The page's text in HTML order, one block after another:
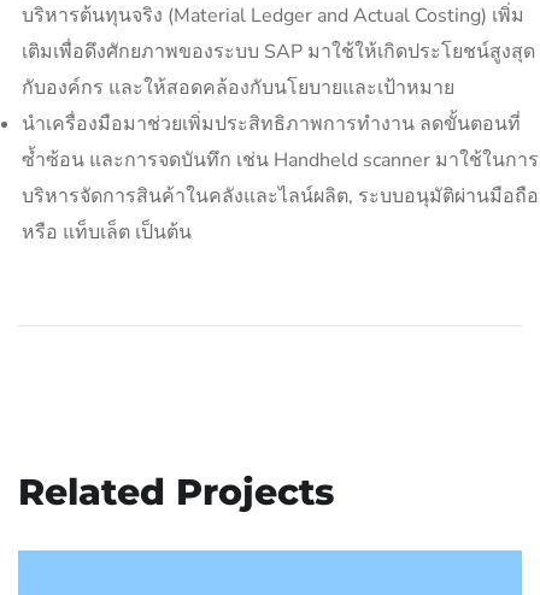
บริหารต้นทุนจริง (Material Ledger and Actual Costing) เพิ่ม
เติมเพื่อดึงศักยภาพของระบบ SAP มาใช้ให้เกิดประโยชน์สูงสุด
กับองค์กร และให้สอดคล้องกับนโยบายและเป้าหมาย
นำเครื่องมือมาช่วยเพิ่มประสิทธิภาพการทำงาน ลดขั้นตอนที่
ซ้ำซ้อน และการจดบันทึก เช่น Handheld scanner มาใช้ในการ
บริหารจัดการสินค้าในคลังและไลน์ผลิต, ระบบอนุมัติผ่านมือถือ
หรือ แท็บเล็ต เป็นต้น
Related Projects